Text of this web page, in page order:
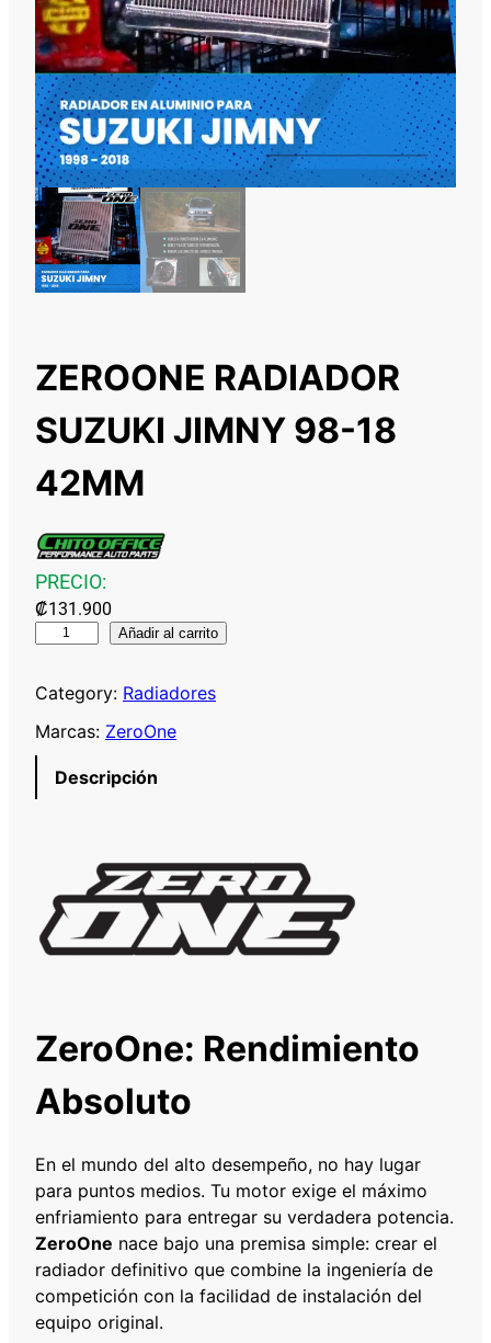
ZEROONE RADIADOR
SUZUKI JIMNY 98-18
42MM
PRECIO:
₡131.900
R
O
A
D
U
U
I
J
I
M
N
Y
9
Añadir al carrito
Category: Radiadores
Marcas: ZeroOne
Descripción
ZeroOne: Rendimiento
Absoluto
En el mundo del alto desempeño, no hay lugar
para puntos medios. Tu motor exige el máximo
enfriamiento para entregar su verdadera potencia.
ZeroOne nace bajo una premisa simple: crear el
radiador definitivo que combine la ingeniería de
competición con la facilidad de instalación del
equipo original.